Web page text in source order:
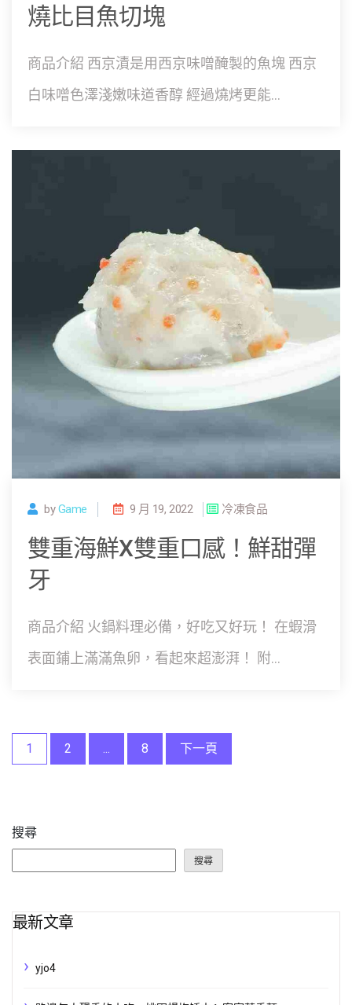
燒比目魚切塊
商品介紹 西京漬是用西京味噌醃製的魚塊 西京
白味噌色澤淺嫩味道香醇 經過燒烤更能...
byGame 9 月 19, 2022 冷凍食品
雙重海鮮X雙重口感！鮮甜彈
牙
商品介紹 火鍋料理必備，好吃又好玩！ 在蝦滑
表面鋪上滿滿魚卵，看起來超澎湃！ 附...
文
頁
1 2 ... 8 下一頁
搜尋
搜尋
最新文章
yjo4